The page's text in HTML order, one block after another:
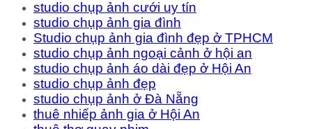
studio chụp ảnh cưới uy tín
studio chụp ảnh gia đình
Studio chụp ảnh gia đình đẹp ở TPHCM
studio chụp ảnh ngoại cảnh ở hội an
studio chụp ảnh áo dài đẹp ở Hội An
studio chụp ảnh đẹp
studio chụp ảnh ở Đà Nẵng
thuê nhiếp ảnh gia ở Hội An